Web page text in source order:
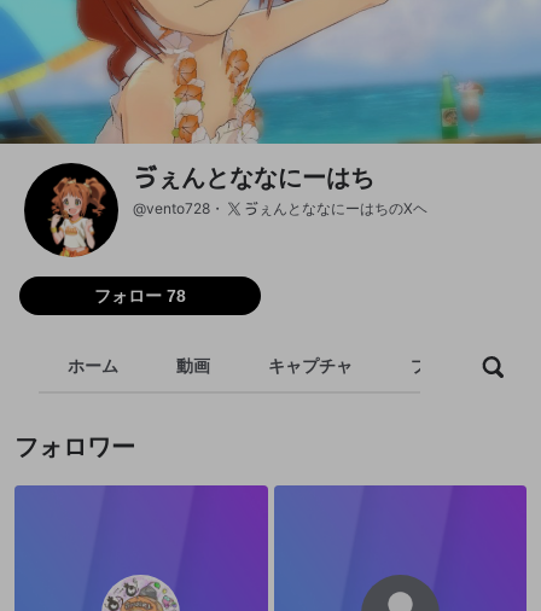
ゔぇんとななにーはち
@vento728 ゔぇんとななにーはちのXヘ
フォロー 78
ホーム 動画 キャプチャ プレイリスト
フォロワー